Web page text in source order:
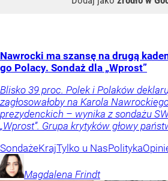
Nawrocki ma szansę na drugą
go Polacy. Sondaż dla „Wprost”
Blisko 39 proc. Polek i Polaków
zagłosowałoby na Karola
prezydenckich – wynika z sondażu
„Wprost”. Grupa krytyków głowy
SondażeKrajTylko u NasPolityka
Magdalena Frindt